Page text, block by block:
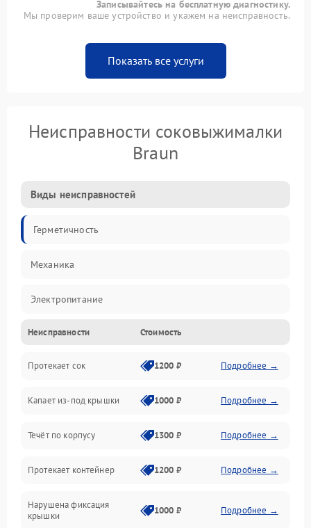
Записывайтесь на бесплатную диагностику.
Мы проверим ваше устройство и укажем на неисправность.
Показать все услуги
Неисправности соковыжималки
Braun
Виды неисправностей
Герметичность
Механика
Электропитание
Производительность
Неисправности Стоимость
Протекает сок 1200 ₽ Подробнее →
Капает из-под крышки 1000 ₽ Подробнее →
Течёт по корпусу 1300 ₽ Подробнее →
Протекает контейнер 1200 ₽ Подробнее →
Нарушена фиксация
крышки
1000 ₽ Подробнее →